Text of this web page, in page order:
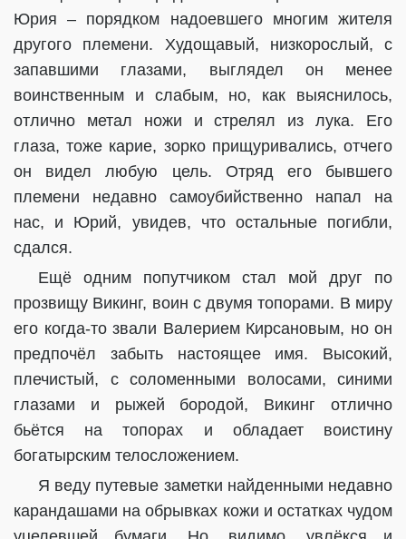
Юрия – порядком надоевшего многим жителя
другого племени. Худощавый, низкорослый, с
запавшими глазами, выглядел он менее
воинственным и слабым, но, как выяснилось,
отлично метал ножи и стрелял из лука. Его
глаза, тоже карие, зорко прищуривались, отчего
он видел любую цель. Отряд его бывшего
племени недавно самоубийственно напал на
нас, и Юрий, увидев, что остальные погибли,
сдался.
Ещё одним попутчиком стал мой друг по
прозвищу Викинг, воин с двумя топорами. В миру
его когда-то звали Валерием Кирсановым, но он
предпочёл забыть настоящее имя. Высокий,
плечистый, с соломенными волосами, синими
глазами и рыжей бородой, Викинг отлично
бьётся на топорах и обладает воистину
богатырским телосложением.
Я веду путевые заметки найденными недавно
карандашами на обрывках кожи и остатках чудом